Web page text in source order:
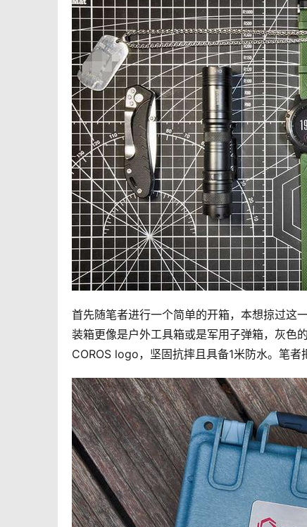
首先随笔者进行一个简单的开箱，本想掠过这
装箱更像是户外工具箱或是军用子弹箱，灰色
COROS logo，坚固抗摔且具备1米防水。笔者